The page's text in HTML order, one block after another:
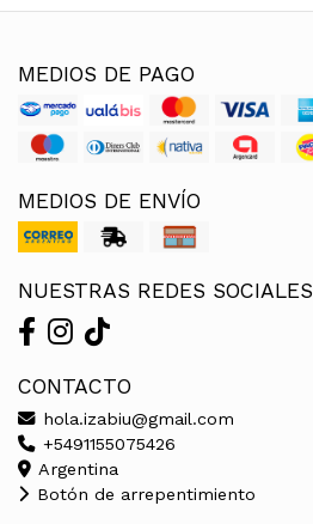
MEDIOS DE PAGO
MEDIOS DE ENVÍO
NUESTRAS REDES SOCIALES
CONTACTO
hola.izabiu@gmail.com
+5491155075426
Argentina
Botón de arrepentimiento